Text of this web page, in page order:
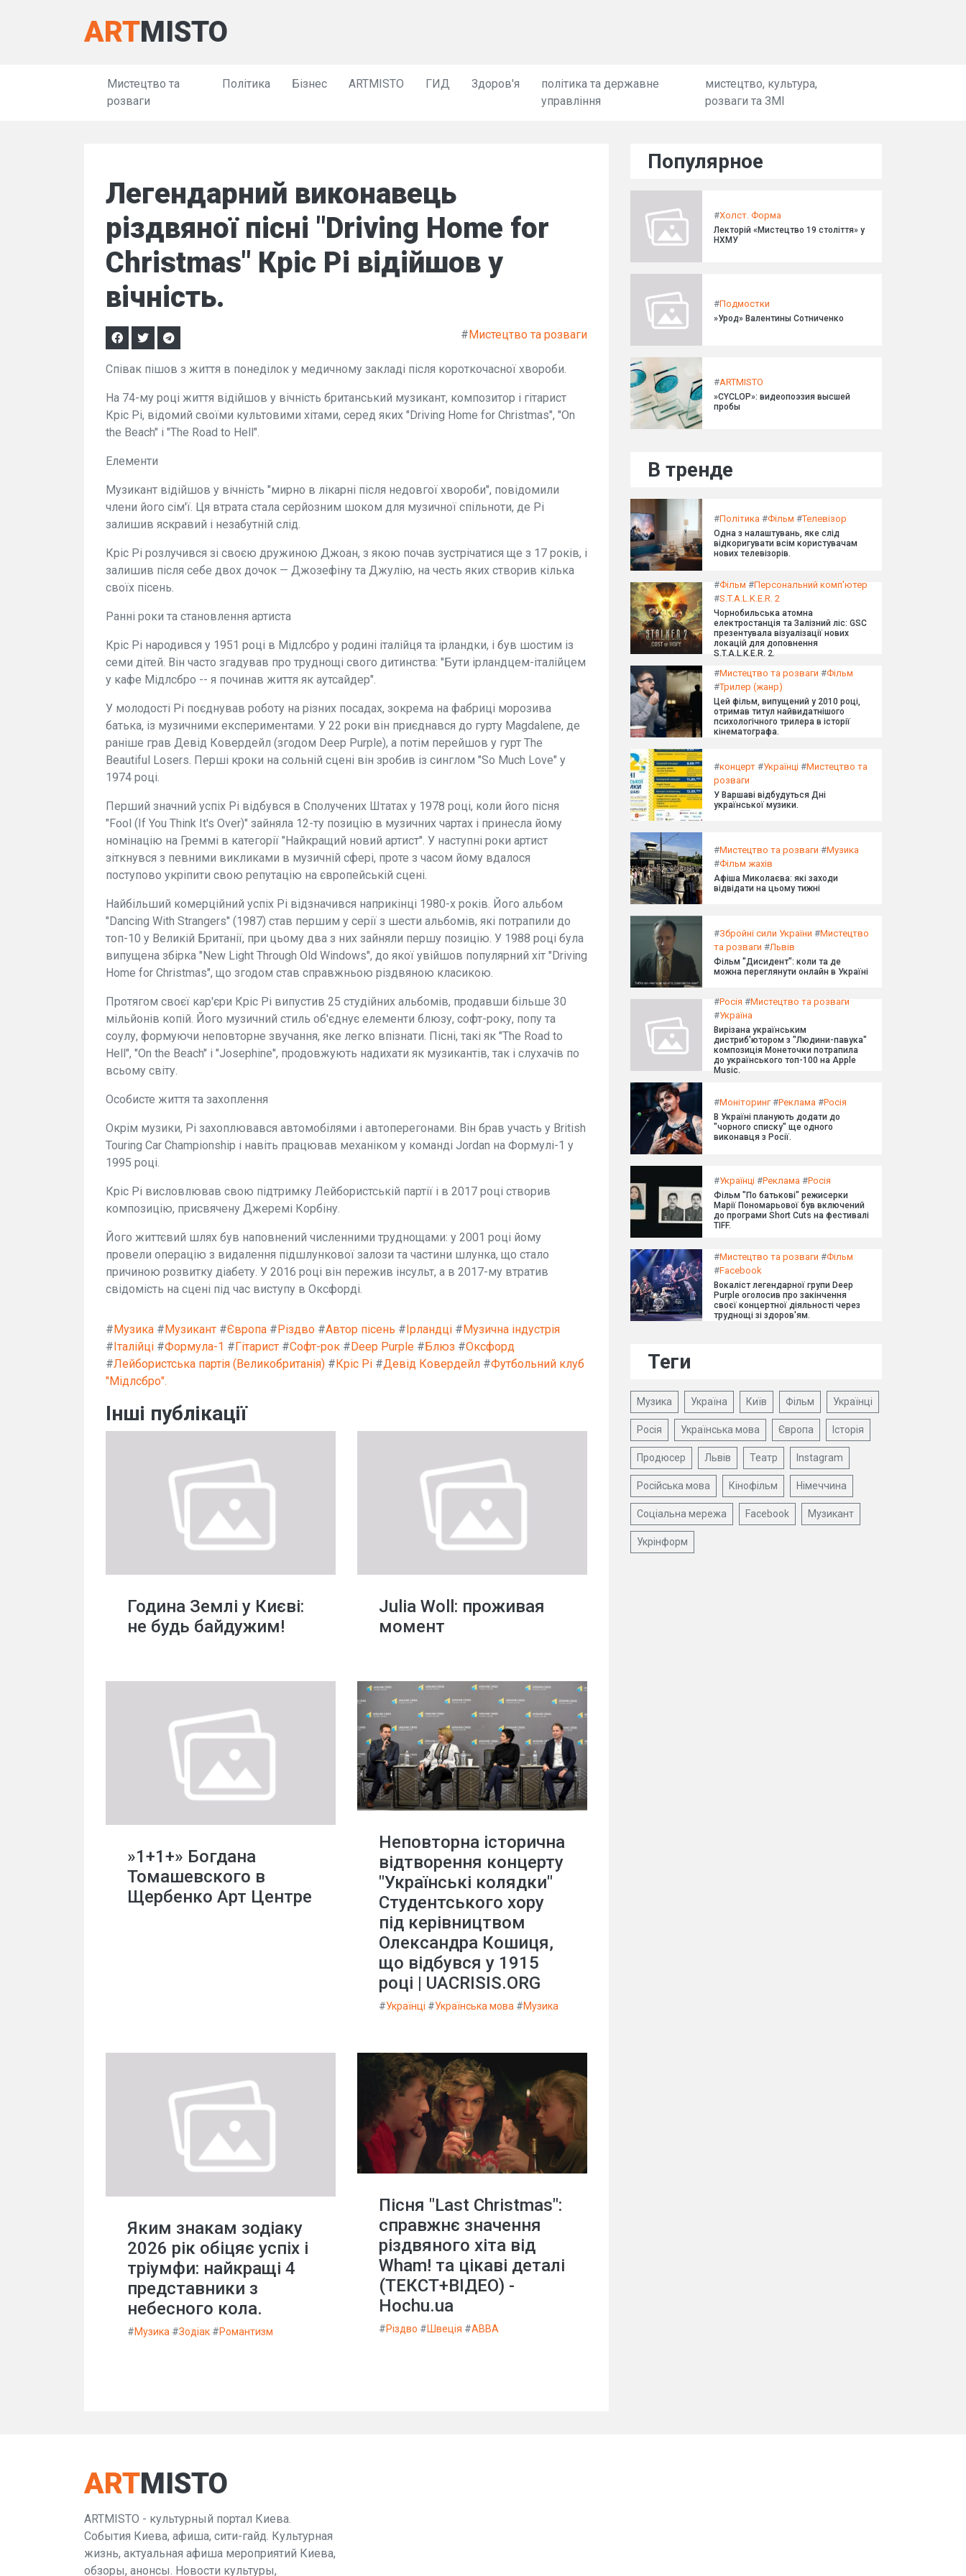
ARTMISTO
Мистецтво та
розваги
Політика Бізнес ARTMISTO ГИД Здоров'я
політика та державне
управління
мистецтво, культура,
розваги та ЗМІ
Легендарний виконавець
різдвяної пісні "Driving Home for
Christmas" Кріс Рі відійшов у
вічність.
#Мистецтво та розваги
Співак пішов з життя в понеділок у медичному закладі після короткочасної хвороби.
На 74-му році життя відійшов у вічність британський музикант, композитор і гітарист
Кріс Рі, відомий своїми культовими хітами, серед яких "Driving Home for Christmas", "On
the Beach" і "The Road to Hell".
Елементи
Музикант відійшов у вічність "мирно в лікарні після недовгої хвороби", повідомили
члени його сім'ї. Ця втрата стала серйозним шоком для музичної спільноти, де Рі
залишив яскравий і незабутній слід.
Кріс Рі розлучився зі своєю дружиною Джоан, з якою почав зустрічатися ще з 17 років, і
залишив після себе двох дочок — Джозефіну та Джулію, на честь яких створив кілька
своїх пісень.
Ранні роки та становлення артиста
Кріс Рі народився у 1951 році в Мідлсбро у родині італійця та ірландки, і був шостим із
семи дітей. Він часто згадував про труднощі свого дитинства: "Бути ірландцем-італійцем
у кафе Мідлсбро -- я починав життя як аутсайдер".
У молодості Рі поєднував роботу на різних посадах, зокрема на фабриці морозива
батька, із музичними експериментами. У 22 роки він приєднався до гурту Magdalene, де
раніше грав Девід Ковердейл (згодом Deep Purple), а потім перейшов у гурт The
Beautiful Losers. Перші кроки на сольній сцені він зробив із синглом "So Much Love" у
1974 році.
Перший значний успіх Рі відбувся в Сполучених Штатах у 1978 році, коли його пісня
"Fool (If You Think It's Over)" зайняла 12-ту позицію в музичних чартах і принесла йому
номінацію на Греммі в категорії "Найкращий новий артист". У наступні роки артист
зіткнувся з певними викликами в музичній сфері, проте з часом йому вдалося
поступово укріпити свою репутацію на європейській сцені.
Найбільший комерційний успіх Рі відзначився наприкінці 1980-х років. Його альбом
"Dancing With Strangers" (1987) став першим у серії з шести альбомів, які потрапили до
топ-10 у Великій Британії, при цьому два з них зайняли першу позицію. У 1988 році була
випущена збірка "New Light Through Old Windows", до якої увійшов популярний хіт "Driving
Home for Christmas", що згодом став справжньою різдвяною класикою.
Протягом своєї кар'єри Кріс Рі випустив 25 студійних альбомів, продавши більше 30
мільйонів копій. Його музичний стиль об'єднує елементи блюзу, софт-року, попу та
соулу, формуючи неповторне звучання, яке легко впізнати. Пісні, такі як "The Road to
Hell", "On the Beach" і "Josephine", продовжують надихати як музикантів, так і слухачів по
всьому світу.
Особисте життя та захоплення
Окрім музики, Рі захоплювався автомобілями і автоперегонами. Він брав участь у British
Touring Car Championship і навіть працював механіком у команді Jordan на Формулі-1 у
1995 році.
Кріс Рі висловлював свою підтримку Лейбористській партії і в 2017 році створив
композицію, присвячену Джеремі Корбіну.
Його життєвий шлях був наповнений численними труднощами: у 2001 році йому
провели операцію з видалення підшлункової залози та частини шлунка, що стало
причиною розвитку діабету. У 2016 році він пережив інсульт, а в 2017-му втратив
свідомість на сцені під час виступу в Оксфорді.
#Музика #Музикант #Європа #Різдво #Автор пісень #Ірландці #Музична індустрія
#Італійці #Формула-1 #Гітарист #Софт-рок #Deep Purple #Блюз #Оксфорд
#Лейбористська партія (Великобританія) #Кріс Рі #Девід Ковердейл #Футбольний клуб
"Мідлсбро".
Інші публікації
Година Землі у Києві:
не будь байдужим!
Julia Woll: проживая
момент
»1+1+» Богдана
Томашевского в
Щербенко Арт Центре
Неповторна історична
відтворення концерту
"Українські колядки"
Студентського хору
під керівництвом
Олександра Кошиця,
що відбувся у 1915
році | UACRISIS.ORG
#Українці #Українська мова #Музика
Яким знакам зодіаку
2026 рік обіцяє успіх і
тріумфи: найкращі 4
представники з
небесного кола.
#Музика #Зодіак #Романтизм
Пісня "Last Christmas":
справжнє значення
різдвяного хіта від
Wham! та цікаві деталі
(ТЕКСТ+ВІДЕО) -
Hochu.ua
#Різдво #Швеція #ABBA
Популярное
#Холст. Форма
Лекторій «Мистецтво 19 століття» у
НХМУ
#Подмостки
»Урод» Валентины Сотниченко
#ARTMISTO
»CYCLOP»: видеопоэзия высшей
пробы
В тренде
#Політика #Фільм #Телевізор
Одна з налаштувань, яке слід
відкоригувати всім користувачам
нових телевізорів.
#Фільм #Персональний комп'ютер
#S.T.A.L.K.E.R. 2
Чорнобильська атомна
електростанція та Залізний ліс: GSC
презентувала візуалізації нових
локацій для доповнення
S.T.A.L.K.E.R. 2.
#Мистецтво та розваги #Фільм
#Трилер (жанр)
Цей фільм, випущений у 2010 році,
отримав титул найвидатнішого
психологічного трилера в історії
кінематографа.
#концерт #Українці #Мистецтво та
розваги
У Варшаві відбудуться Дні
української музики.
#Мистецтво та розваги #Музика
#Фільм жахів
Афіша Миколаєва: які заходи
відвідати на цьому тижні
#Збройні сили України #Мистецтво
та розваги #Львів
Фільм "Дисидент": коли та де
можна переглянути онлайн в Україні
#Росія #Мистецтво та розваги
#Україна
Вирізана українським
дистриб'ютором з "Людини-павука"
композиція Монеточки потрапила
до українського топ-100 на Apple
Music.
#Моніторинг#Реклама #Росія
В Україні планують додати до
"чорного списку" ще одного
виконавця з Росії.
#Українці #Реклама #Росія
Фільм "По батькові" режисерки
Марії Пономарьової був включений
до програми Short Cuts на фестивалі
TIFF.
#Мистецтво та розваги #Фільм
#Facebook
Вокаліст легендарної групи Deep
Purple оголосив про закінчення
своєї концертної діяльності через
труднощі зі здоров'ям.
Теги
Музика Україна Київ Фільм Українці
Росія Українська мова Європа Історія
Продюсер Львів Театр Instagram
Російська мова Кінофільм Німеччина
Соціальна мережа Facebook Музикант
Укрінформ
ARTMISTO
ARTMISTO - культурный портал Киева.
События Киева, афиша, сити-гайд. Культурная
жизнь, актуальная афиша мероприятий Киева,
обзоры, анонсы. Новости культуры,